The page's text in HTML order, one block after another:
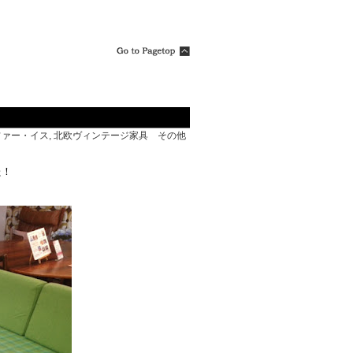
ー・イス, 北欧ヴィンテージ家具 その他